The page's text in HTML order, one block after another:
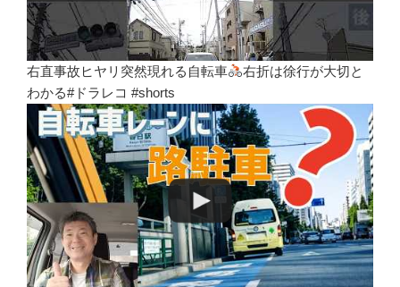
右直事故ヒヤリ突然現れる自転車
右折は徐行が大切と
わかる#ドラレコ #shorts